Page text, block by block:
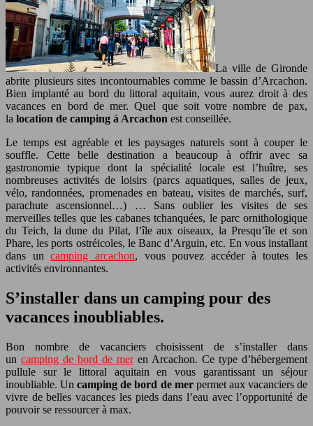
La ville de Gironde
abrite plusieurs sites incontournables comme le bassin d’Arcachon.
Bien implanté au bord du littoral aquitain, vous aurez droit à des
vacances en bord de mer. Quel que soit votre nombre de pax,
la location de camping à Arcachon est conseillée.
Le temps est agréable et les paysages naturels sont à couper le
souffle. Cette belle destination a beaucoup à offrir avec sa
gastronomie typique dont la spécialité locale est l’huître, ses
nombreuses activités de loisirs (parcs aquatiques, salles de jeux,
vélo, randonnées, promenades en bateau, visites de marchés, surf,
parachute ascensionnel…) … Sans oublier les visites de ses
merveilles telles que les cabanes tchanquées, le parc ornithologique
du Teich, la dune du Pilat, l’île aux oiseaux, la Presqu’île et son
Phare, les ports ostréicoles, le Banc d’Arguin, etc. En vous installant
dans uncamping arcachon, vous pouvez accéder à toutes les
activités environnantes.
S’installer dans un camping pour des
vacances inoubliables.
Bon nombre de vacanciers choisissent de s’installer dans
un camping de bord de meren Arcachon. Ce type d’hébergement
pullule sur le littoral aquitain en vous garantissant un séjour
inoubliable. Uncamping de bord de merpermet aux vacanciers de
vivre de belles vacances les pieds dans l’eau avec l’opportunité de
pouvoir se ressourcer à max.